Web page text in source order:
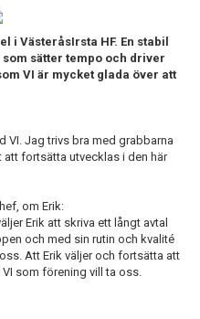
i VästeråsIrsta HF. En stabil
sätter tempo och driver
VI är mycket glada över att
VI. Jag trivs bra med grabbarna
att fortsätta utvecklas i den här
om Erik:
Erik att skriva ett långt avtal
och med sin rutin och kvalité
Att Erik väljer och fortsätta att
som förening vill ta oss.